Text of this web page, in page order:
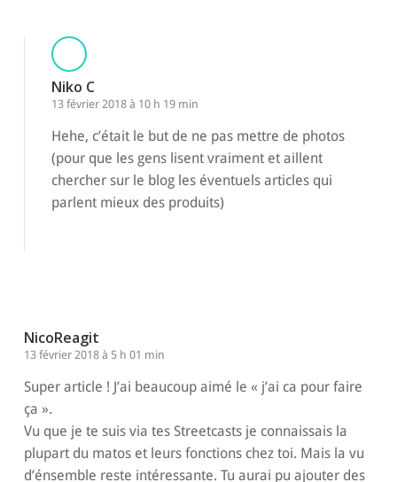
Niko C
13 février 2018 à 10 h 19 min
Hehe, c’était le but de ne pas mettre de photos
(pour que les gens lisent vraiment et aillent
chercher sur le blog les éventuels articles qui
parlent mieux des produits)
NicoReagit
13 février 2018 à 5 h 01 min
Super article ! J’ai beaucoup aimé le « j’ai ca pour faire
ça ».
Vu que je te suis via tes Streetcasts je connaissais la
plupart du matos et leurs fonctions chez toi. Mais la vu
d’énsemble reste intéressante. Tu aurai pu ajouter des